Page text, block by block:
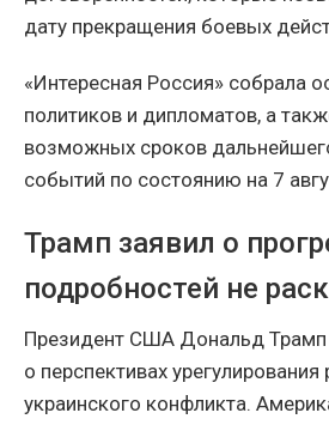
дату прекращения боевых
«Интересная Россия» собрала
политиков и дипломатов, а
возможных сроков
событий по состоянию на 7
Трамп заявил о
подробностей не
Президент США Дональд Трамп
о перспективах урегулирования
украинского конфликта.